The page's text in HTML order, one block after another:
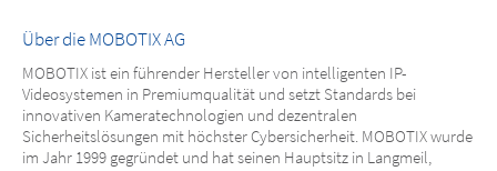
Über die MOBOTIX AG
MOBOTIX ist ein führender Hersteller von intelligenten IP-
Videosystemen in Premiumqualität und setzt Standards bei
innovativen Kameratechnologien und dezentralen
Sicherheitslösungen mit höchster Cybersicherheit. MOBOTIX wurde
im Jahr 1999 gegründet und hat seinen Hauptsitz in Langmeil,